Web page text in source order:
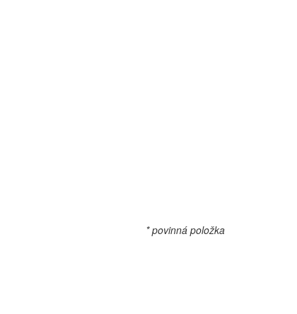
* povinná položka